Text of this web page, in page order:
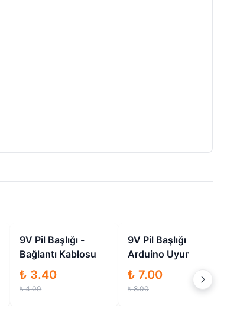
İndirimli
9V Pil Başlığı -
Bağlantı Kablosu
₺ 3.40
₺ 4.00
İndirimli
9V Pil Başlığı Jaklı
Arduino Uyumlu
₺ 7.00
₺ 8.00